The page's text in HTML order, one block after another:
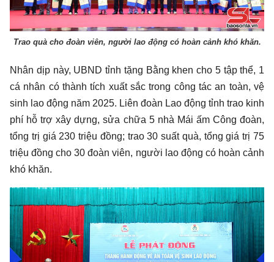
Trao quà cho đoàn viên, người lao động có hoàn cảnh khó khăn.
Nhân dịp này, UBND tỉnh tặng Bằng khen cho 5 tập thể, 1
cá nhân có thành tích xuất sắc trong công tác an toàn, vệ
sinh lao động năm 2025. Liên đoàn Lao động tỉnh trao kinh
phí hỗ trợ xây dựng, sửa chữa 5 nhà Mái ấm Công đoàn,
tổng trị giá 230 triệu đồng; trao 30 suất quà, tổng giá trị 75
triệu đồng cho 30 đoàn viên, người lao động có hoàn cảnh
khó khăn.